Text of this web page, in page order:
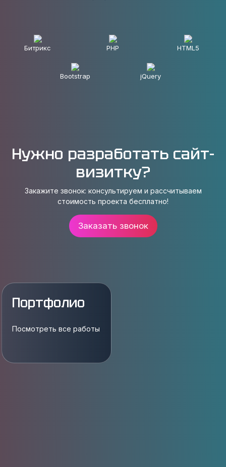
Битрикс PHP HTML5
Bootstrap jQuery
Нужно разработать cайт-
визитку?
Закажите звонок: консультируем и рассчитываем
стоимость проекта бесплатно!
Заказать звонок
Портфолио
Посмотреть все работы